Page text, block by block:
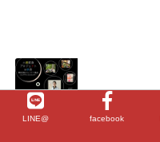
2025.02.07
LINE@ facebook